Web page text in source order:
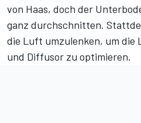
von Haas, doch der
ganz durchschnitten.
die Luft umzulenken, um die
und Diffusor zu optimieren.